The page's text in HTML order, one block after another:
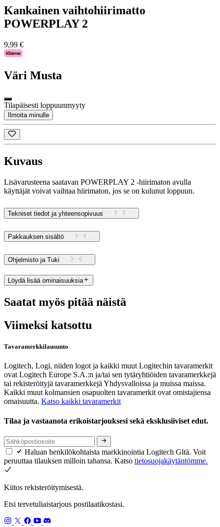
Kankainen vaihtohiirimatto
POWERPLAY 2
9,99 €
Väri Musta
Tilapäisesti loppuunmyyty
Ilmoita minulle
Kuvaus
Lisävarusteena saatavan POWERPLAY 2 -hiirimaton avulla
käyttäjät voivat vaihtaa hiirimaton, jos se on kulunut loppuun.
Tekniset tiedot ja yhteensopivuus
Pakkauksen sisältö
Ohjelmisto ja Tuki
Löydä lisää ominaisuuksia
Saatat myös pitää näistä
Viimeksi katsottu
Tavaramerkkilausunto
Logitech, Logi, niiden logot ja kaikki muut Logitechin tavaramerkit
ovat Logitech Europe S.A.:n ja/tai sen tytäryhtiöiden tavaramerkkejä
tai rekisteröityjä tavaramerkkejä Yhdysvalloissa ja muissa maissa.
Kaikki muut kolmansien osapuolten tavaramerkit ovat omistajiensa
omaisuutta. Katso kaikki tavaramerkit
Tilaa ja vastaanota erikoistarjouksesi sekä eksklusiiviset edut.
Haluan henkilökohtaista markkinointia Logitech Gltä. Voit
peruuttaa tilauksen milloin tahansa. Katso tietosuojakäytäntömme.
Kiitos rekisteröitymisestä.
Etsi tervetuliaistarjous postilaatikostasi.